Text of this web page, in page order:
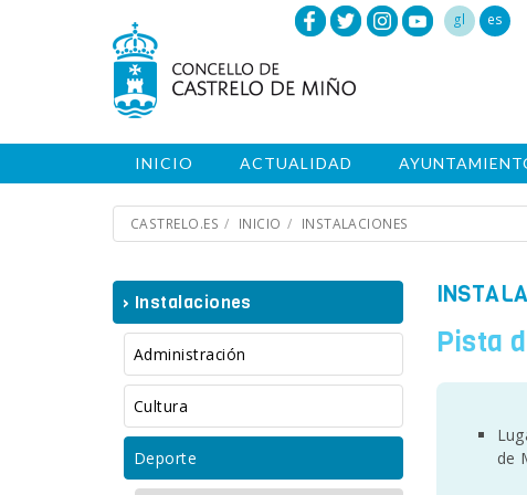
gl es
INICIO ACTUALIDAD
CASTRELO.ES INICIO INSTALACIONES
› Instalaciones
Administración
Cultura
Deporte
Pista
de